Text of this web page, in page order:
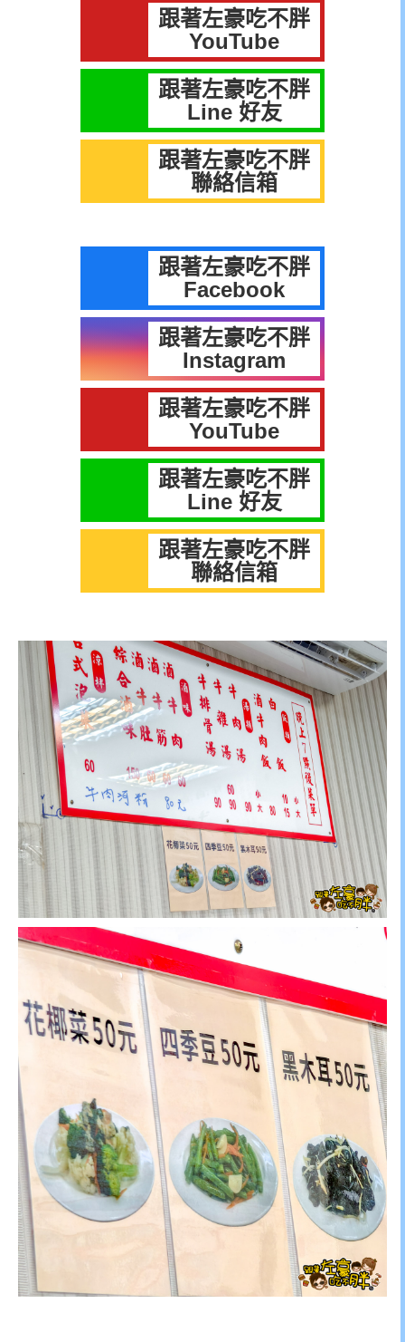
跟著左豪吃不胖
YouTube
跟著左豪吃不胖
Line 好友
跟著左豪吃不胖
聯絡信箱
跟著左豪吃不胖
Facebook
跟著左豪吃不胖
Instagram
跟著左豪吃不胖
YouTube
跟著左豪吃不胖
Line 好友
跟著左豪吃不胖
聯絡信箱